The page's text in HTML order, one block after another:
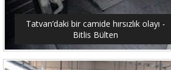
Tatvan’daki bir camide hırsızlık olayı -
Bitlis Bülten